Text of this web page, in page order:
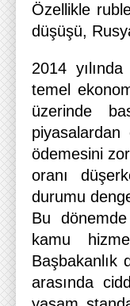
Özellikle
düşüşü,
2014
temel
üzerinde
piyasalardan
ödemesini
oranı
durumu
Bu
kamu
Başbakanlık
arasında